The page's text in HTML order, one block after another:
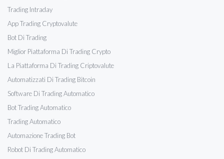
Trading Intraday
App Trading Cryptovalute
Bot Di Trading
Miglior Piattaforma Di Trading Crypto
La Piattaforma Di Trading Criptovalute
Automatizzati Di Trading Bitcoin
Software Di Trading Automatico
Bot Trading Automatico
Trading Automatico
Automazione Trading Bot
Robot Di Trading Automatico